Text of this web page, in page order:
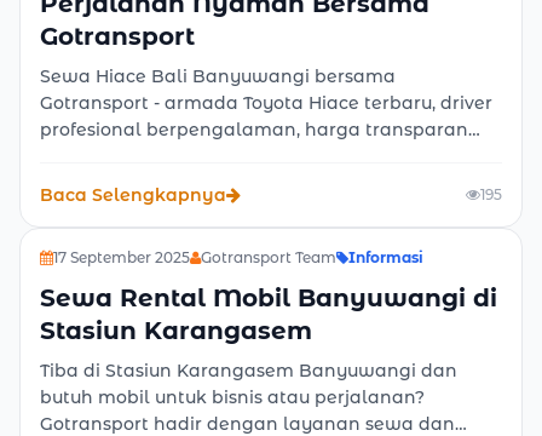
Gotransport
Sewa Hiace Bali Banyuwangi bersama
Gotransport - armada Toyota Hiace terbaru, driver
profesional berpengalaman, harga transparan
Ideal untuk wisata, rombongan keluarga, maupun
perjalanan korporat. Pesan sekarang!
Baca Selengkapnya 195
17 September 2025 Gotransport Team Informasi
Sewa Rental Mobil Banyuwangi di
Stasiun Karangasem
Tiba di Stasiun Karangasem Banyuwangi dan
butuh mobil untuk bisnis atau perjalanan?
Gotransport hadir dengan layanan sewa dan